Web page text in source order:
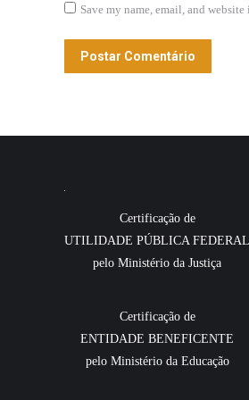
Save my name, email, and
Postar Comentário
Certificação de
UTILIDADE PÚBLICA FEDERAL
pelo Ministério da Justiça
Certificação de
ENTIDADE BENEFICENTE
pelo Ministério da Educação